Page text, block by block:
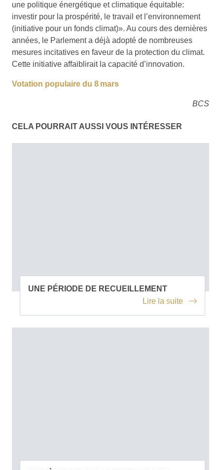
une politique énergétique et climatique équitable:
investir pour la prospérité, le travail et l’environnement
(initiative pour un fonds climat)». Au cours des dernières
années, le Parlement a déjà adopté de nombreuses
mesures incitatives en faveur de la protection du climat.
Cette initiative affaiblirait la capacité d’innovation.
Votation populaire du 8 mars
BCS
CELA POURRAIT AUSSI VOUS INTÉRESSER
UNE PÉRIODE DE RECUEILLEMENT
Lire la suite